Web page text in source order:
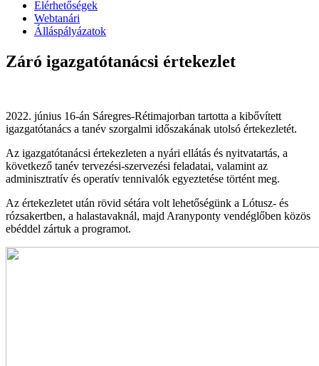
Elérhetőségek
Webtanári
Álláspályázatok
Záró igazgatótanácsi értekezlet
2022. június 16-án Sáregres-Rétimajorban tartotta a kibővített
igazgatótanács a tanév szorgalmi időszakának utolsó értekezletét.
Az igazgatótanácsi értekezleten a nyári ellátás és nyitvatartás, a
következő tanév tervezési-szervezési feladatai, valamint az
adminisztratív és operatív tennivalók egyeztetése történt meg.
Az értekezletet után rövid sétára volt lehetőségünk a Lótusz- és
rózsakertben, a halastavaknál, majd Aranyponty vendéglőben közös
ebéddel zártuk a programot.